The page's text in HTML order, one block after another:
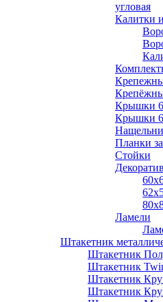
угловая
Калитки
Крышки
Крышки
Планки
Стойки
Ламели
Штакетник
Штакетник
Штакетник
Штакетник
Штакетник